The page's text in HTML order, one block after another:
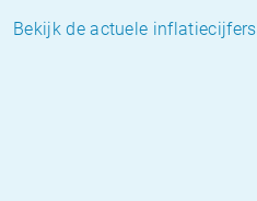
Bekijk de actuele inflatiecijfers